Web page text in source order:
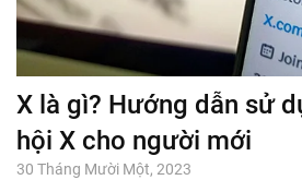
X là gì? Hướng dẫn sử
hội X cho người mới
30 Tháng Mười Một, 2023